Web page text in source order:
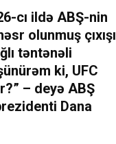
cı ildə ABŞ-nin
olunmuş çıxışı
təntənəli
ki, UFC
– deyə ABŞ
Dana